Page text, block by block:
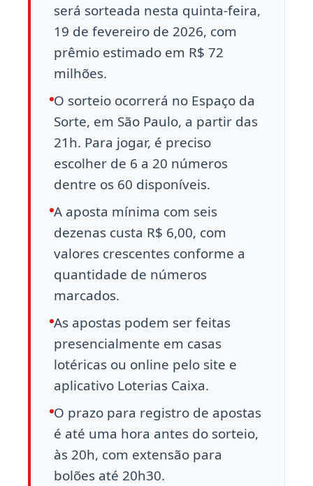
será sorteada nesta quinta-feira,
19 de fevereiro de 2026, com
prêmio estimado em R$ 72
milhões.
O sorteio ocorrerá no Espaço da
Sorte, em São Paulo, a partir das
21h. Para jogar, é preciso
escolher de 6 a 20 números
dentre os 60 disponíveis.
A aposta mínima com seis
dezenas custa R$ 6,00, com
valores crescentes conforme a
quantidade de números
marcados.
As apostas podem ser feitas
presencialmente em casas
lotéricas ou online pelo site e
aplicativo Loterias Caixa.
O prazo para registro de apostas
é até uma hora antes do sorteio,
às 20h, com extensão para
bolões até 20h30.